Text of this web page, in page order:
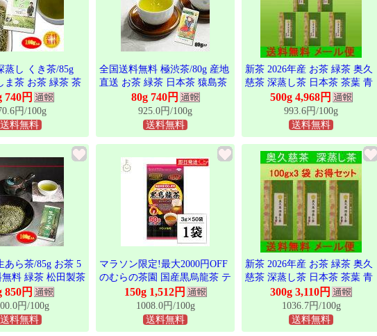
蒸し くき茶/85g
ま茶 お茶 緑茶 茶
送料無料 松田製茶
本茶インストラク
たお茶 ブラックア
味しい LEF-010
740円
円/100g
送料無料
全国送料無料 極渋茶/80g 産地
直送 お茶 緑茶 日本茶 猿島茶
さしま茶 茨城県産 茶葉 おす
すめ品 とにかく「渋いお茶」
が好きなあなたにオススメ
LEF-011
80g 740円
925.0円/100g
送料無料
新茶 2026年産 お茶 緑茶 奥久
慈茶 深蒸し茶 日本茶 茶葉 青
葉 100gx5袋 お徳セット 茨城
500g 4,968円
993.6円/100g
送料無料
あら茶/85g お茶 5
料 緑茶 松田製茶
品 栽培 製造 販売
フィスに 急須で
009
850円
円/100g
送料無料
マラソン限定!最大2000円OFF
のむらの茶園 国産黒烏龍茶 テ
ィーバッグ 3g x 50袋 烏龍茶
黒烏龍茶 うーろん茶 ウーロン
茶 ウーロン 烏龍 三角ティー
バッグ ティーバック パック
150g 1,512円
1008.0円/100g
送料無料
新茶 2026年産 お茶 緑茶 奥久
慈茶 深蒸し茶 日本茶 茶葉 青
葉 100gx3袋 お徳セット 茨城
300g 3,110円
1036.7円/100g
送料無料